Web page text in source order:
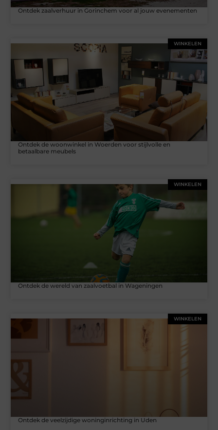
Ontdek zaalverhuur in Gorinchem voor al jouw evenementen
WINKELEN
Ontdek de woonwinkel in Woerden voor stijlvolle en
betaalbare meubels
WINKELEN
Ontdek de wereld van zaalvoetbal in Wageningen
WINKELEN
Ontdek de veelzijdige woninginrichting in Uden